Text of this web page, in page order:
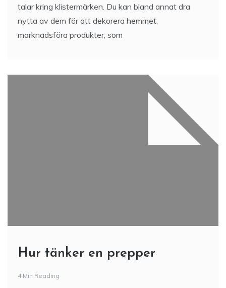
talar kring klistermärken. Du kan bland annat dra
nytta av dem för att dekorera hemmet,
marknadsföra produkter, som
Hur tänker en prepper
4 Min Reading